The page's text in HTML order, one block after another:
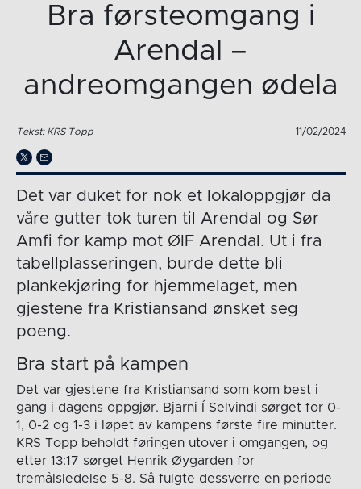
Bra førsteomgang i
Arendal –
andreomgangen ødela
Tekst: KRS Topp 11/02/2024
Det var duket for nok et lokaloppgjør da
våre gutter tok turen til Arendal og Sør
Amfi for kamp mot ØIF Arendal. Ut i fra
tabellplasseringen, burde dette bli
plankekjøring for hjemmelaget, men
gjestene fra Kristiansand ønsket seg
poeng.
Bra start på kampen
Det var gjestene fra Kristiansand som kom best i
gang i dagens oppgjør. Bjarni Í Selvindi sørget for 0-
1, 0-2 og 1-3 i løpet av kampens første fire minutter.
KRS Topp beholdt føringen utover i omgangen, og
etter 13:17 sørget Henrik Øygarden for
tremålsledelse 5-8. Så fulgte dessverre en periode